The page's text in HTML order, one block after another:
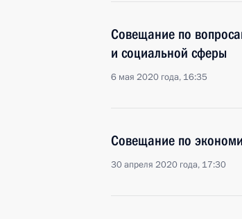
Совещание по
и социальной сферы
6 мая 2020 года, 16:35
Совещание по
30 апреля 2020 года, 17:30